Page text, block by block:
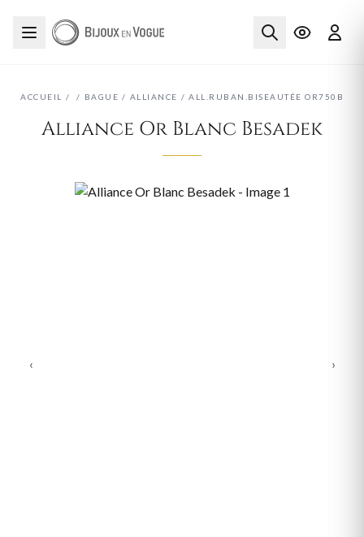
ACCUEIL / / BAGUE / ALLIANCE / ALL.RUBAN.BISEAUTÉE OR750B
Alliance Or Blanc Besadek
‹ ›